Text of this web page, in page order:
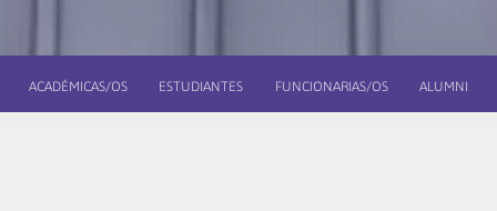
ACADÉMICAS/OS ESTUDIANTES FUNCIONARIAS/OS ALUMNI